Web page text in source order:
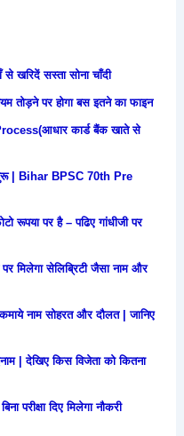
से खरिदें सस्ता सोना चाँदी
तोड़ने पर होगा बस इतने का फाइन
कार्ड बैंक खाते से
| Bihar BPSC 70th Pre
रूपया पर है – पढिए गांधीजी पर
मिलेगा सेलिब्रिटी जैसा नाम और
नाम सोहरत और दौलत | जानिए
| देखिए किस विजेता को कितना
परीक्षा दिए मिलेगा नौकरी